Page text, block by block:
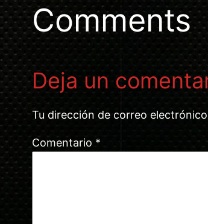
Comments
Deja un
Tu dirección de correo
Comentario *